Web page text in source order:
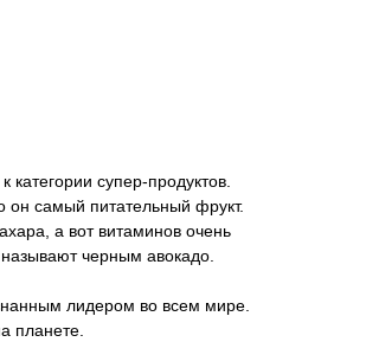
категории супер-продуктов.
он самый питательный фрукт.
а вот витаминов очень
черным авокадо.
лидером во всем мире.
планете.